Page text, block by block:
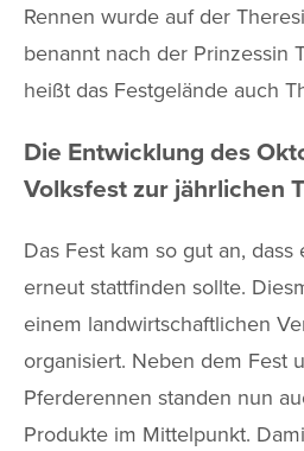
Rennen wurde auf der
benannt nach der Prinzessin
heißt das Festgelände auch
Die Entwicklung des
Volksfest zur jährlichen
Das Fest kam so gut an,
erneut stattfinden sollte.
einem landwirtschaftlichen
organisiert. Neben dem Fest
Pferderennen standen nun
Produkte im Mittelpunkt.